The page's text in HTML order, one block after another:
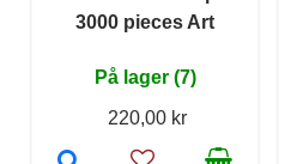
3000 pieces Art
På lager (7)
220,00 kr